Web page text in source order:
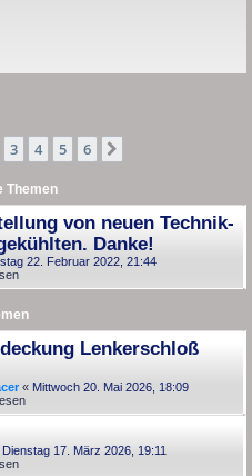
3 4 5 6
Themen
von neuen Technik-
Danke!
22. Februar 2022, 21:44
Lenkerschloß
« Mittwoch 20. Mai 2026, 18:09
Dienstag 17. März 2026, 19:11